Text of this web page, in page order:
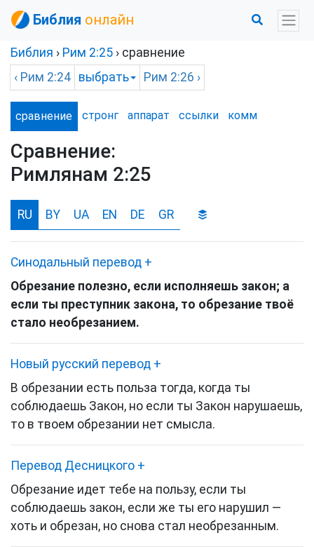
Библия онлайн
Библия › Рим 2:25 › сравнение
‹ Рим 2:24 выбрать Рим 2:26 ›
сравнение стронг аппарат ссылки комм
Сравнение:
Римлянам 2:25
RU BY UA EN DE GR
Синодальный перевод +
Обрезание полезно, если исполняешь закон; а
если ты преступник закона, то обрезание твоё
стало необрезанием.
Новый русский перевод +
В обрезании есть польза тогда, когда ты
соблюдаешь Закон, но если ты Закон нарушаешь,
то в твоем обрезании нет смысла.
Перевод Десницкого +
Обрезание идет тебе на пользу, если ты
соблюдаешь закон, если же ты его нарушил —
хоть и обрезан, но снова стал необрезанным.